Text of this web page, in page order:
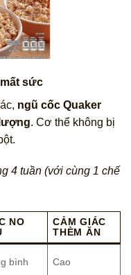
sức
ngũ cốc Quaker
. Cơ thể không bị
4 tuần (với cùng 1 chế
NO
CẢM GIÁC
THÈM ĂN
bình Cao